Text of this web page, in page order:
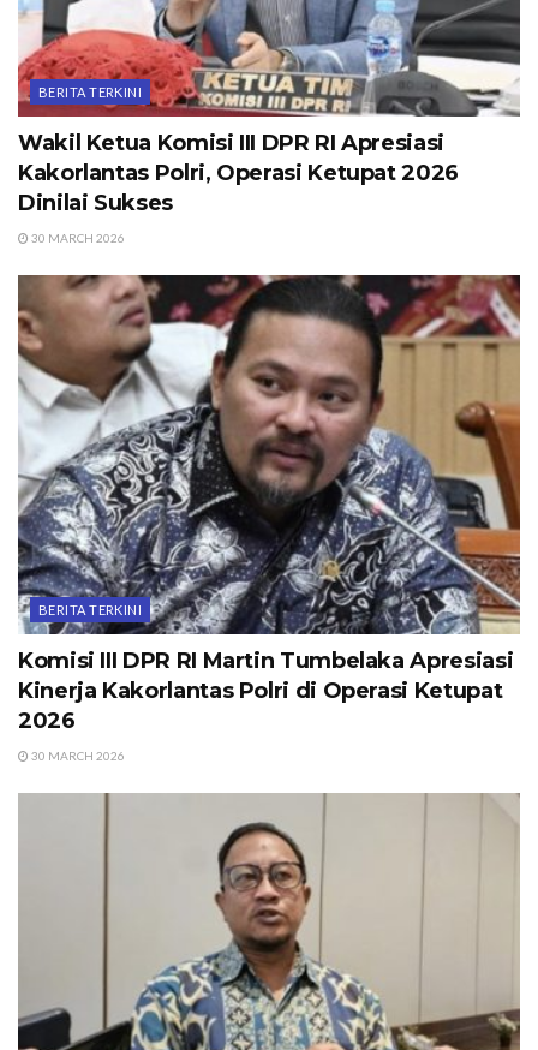
BERITA TERKINI
Wakil Ketua Komisi III DPR RI Apresiasi
Kakorlantas Polri, Operasi Ketupat 2026
Dinilai Sukses
30 MARCH 2026
BERITA TERKINI
Komisi III DPR RI Martin Tumbelaka Apresiasi
Kinerja Kakorlantas Polri di Operasi Ketupat
2026
30 MARCH 2026